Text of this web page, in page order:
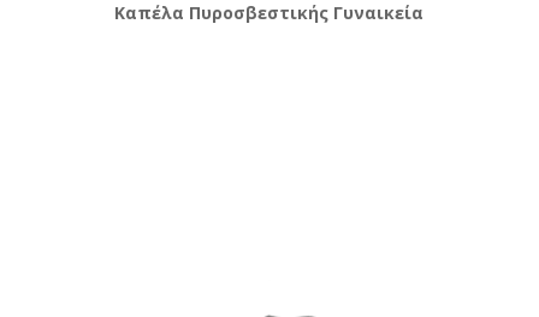
Καπέλα Πυροσβεστικής Γυναικεία